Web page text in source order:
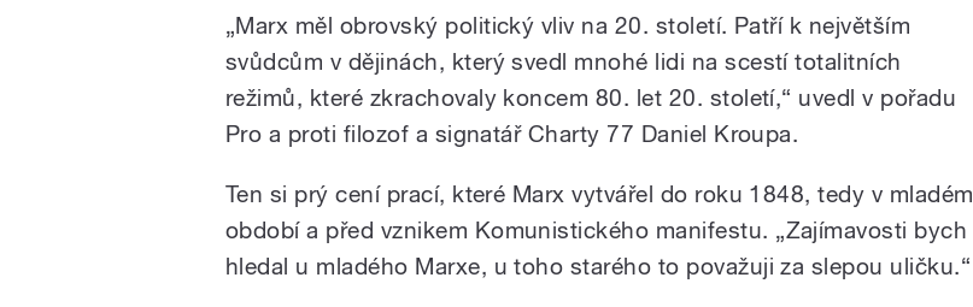
„Marx měl obrovský politický vliv na 20. století. Patří k největším
svůdcům v dějinách, který svedl mnohé lidi na scestí totalitních
režimů, které zkrachovaly koncem 80. let 20. století,“ uvedl v pořadu
Pro a proti filozof a signatář Charty 77 Daniel Kroupa.
Ten si prý cení prací, které Marx vytvářel do roku 1848, tedy v mladém
období a před vznikem Komunistického manifestu. „Zajímavosti bych
hledal u mladého Marxe, u toho starého to považuji za slepou uličku.“